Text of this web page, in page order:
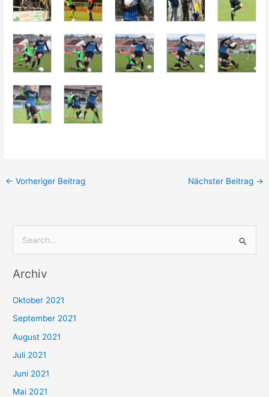
← Vorheriger Beitrag Nächster Beitrag →
c
n
n
a
c
h
Archiv
Oktober 2021
September 2021
August 2021
Juli 2021
Juni 2021
Mai 2021